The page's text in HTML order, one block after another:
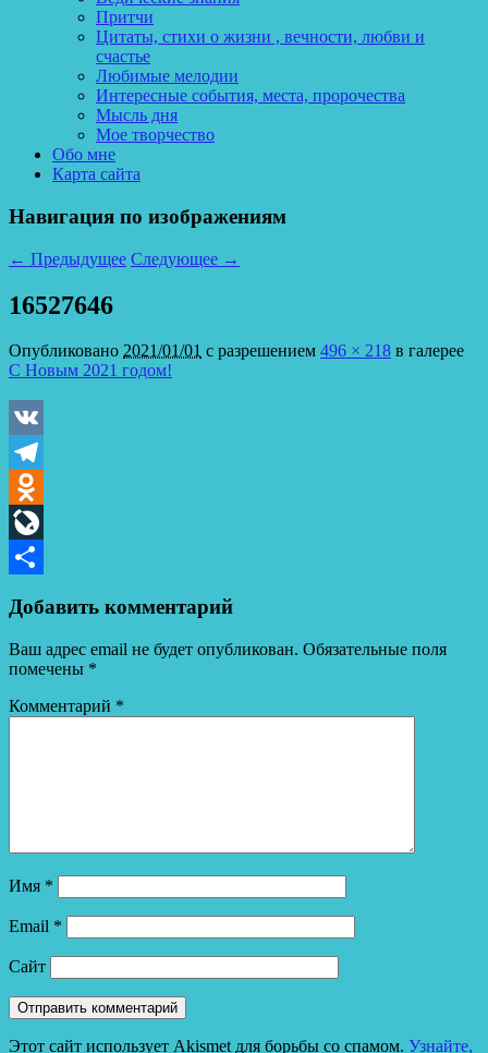
Притчи
Цитаты, стихи о жизни , вечности, любви и
счастье
Любимые мелодии
Интересные события, места, пророчества
Мысль дня
Мое творчество
Обо мне
Карта сайта
Навигация по изображениям
← Предыдущее Следующее →
16527646
Опубликовано 2021/01/01 с разрешением 496 × 218 в галерее
С Новым 2021 годом!
VK
Telegram
Odnoklassniki
LiveJournal
Добавить комментарий
Ваш адрес email не будет опубликован. Обязательные поля
помечены *
Комментарий *
Имя *
Email *
Сайт
Этот сайт использует Akismet для борьбы со спамом. Узнайте,